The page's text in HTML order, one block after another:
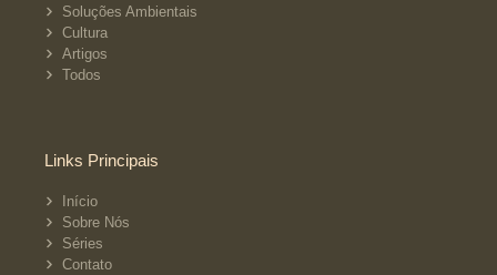
Soluções Ambientais
Cultura
Artigos
Todos
Links Principais
Início
Sobre Nós
Séries
Contato